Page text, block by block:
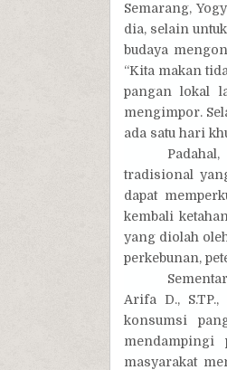
Semarang,
dia, selain
budaya
“Kita makan
pangan lokal
mengimpor.
ada satu hari
tradisional
dapat
kembali
yang diolah
perkebunan,
Arifa D.,
konsumsi
mendampingi
masyarakat